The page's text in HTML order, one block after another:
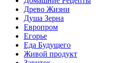
Древо Жизни
Душа Зерна
Европром
Егорье
Еда Будущего
Живой продукт